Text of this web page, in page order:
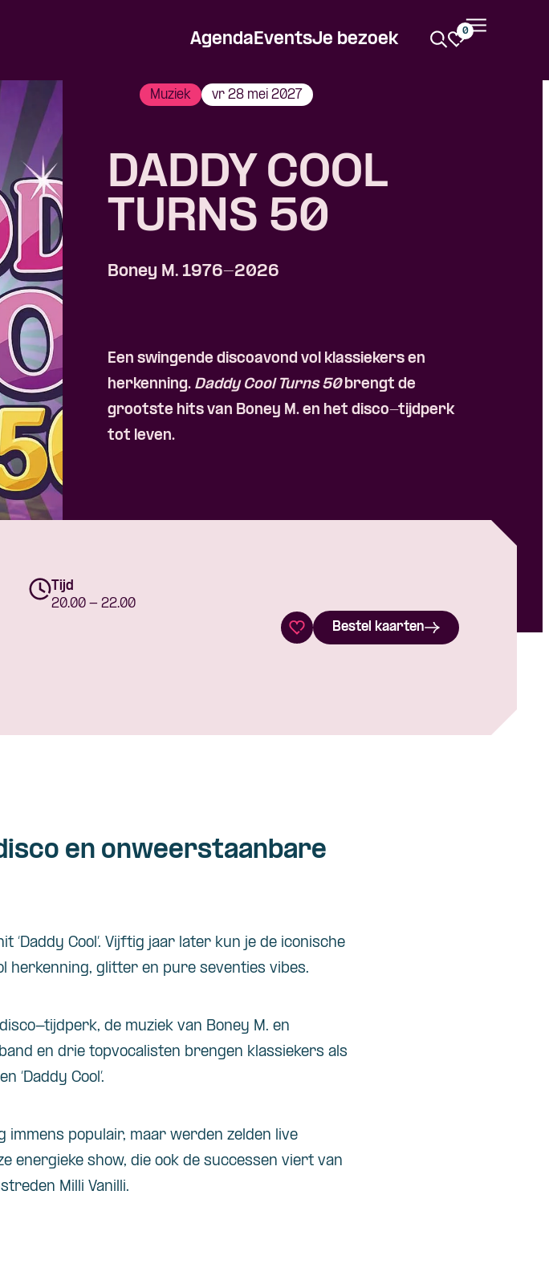
AgendaEventsJe bezoek 0
Muziek vr 28 mei 2027
DADDY COOL
TURNS 50
Boney M. 1976-2026
Een swingende discoavond vol klassiekers en
herkenning. Daddy Cool Turns 50brengt de
grootste hits van Boney M. en het disco-tijdperk
tot leven.
Tijd
20.00 - 22.00
Bestel kaarten
en onweerstaanbare
Cool’. Vijftig jaar later kun je de iconische
herkenning, glitter en pure seventies vibes.
tijdperk, de muziek van Boney M. en
en drie topvocalisten brengen klassiekers als
‘Daddy Cool’.
immens populair, maar werden zelden live
energieke show, die ook de successen viert van
Milli Vanilli.